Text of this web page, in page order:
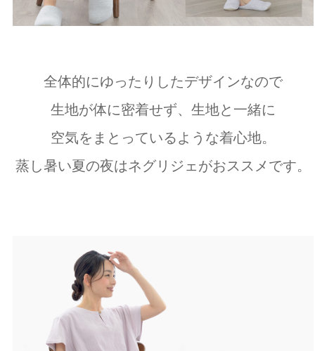
全体的にゆったりしたデザインなので
生地が体に密着せず、生地と一緒に
空気をまとっているような着心地。
蒸し暑い夏の夜はネグリジェがおススメです。